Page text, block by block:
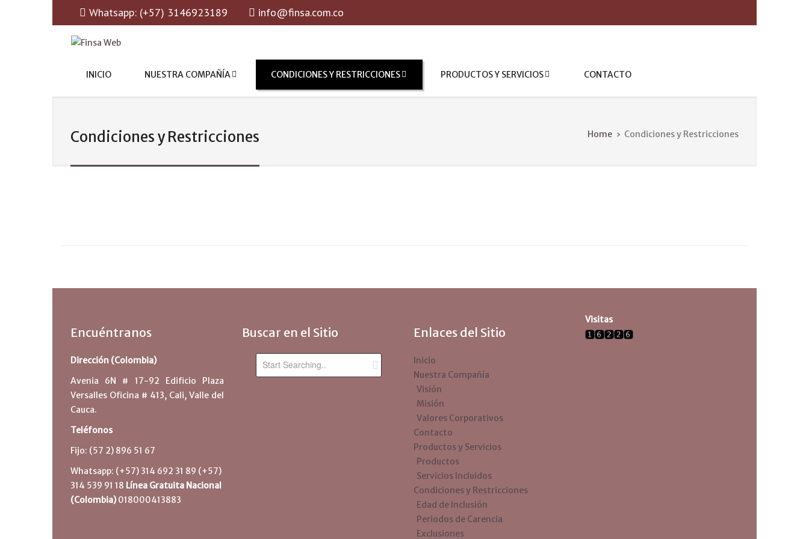
Whatsapp: (+57) 3146923189 info@finsa.com.co
FINSA WEB
Funeral International Services and Assistance
INICIO NUESTRA COMPAÑÍA CONDICIONES Y RESTRICCIONES PRODUCTOS Y SERVICIOS CONTACTO
Condiciones y Restricciones Home › Condiciones y Restricciones
Encuéntranos
Dirección (Colombia)
Avenia 6N # 17-92 Edificio Plaza
Versalles Oficina # 413, Cali, Valle del
Cauca.
Teléfonos
Fijo: (57 2) 896 51 67
Whatsapp: (+57) 314 692 31 89 (+57)
314 539 91 18 Línea Gratuita Nacional
(Colombia)018000413883
Buscar en el Sitio Enlaces del Sitio
Inicio
Nuestra Compañía
Visión
Misión
Valores Corporativos
Contacto
Productos y Servicios
Productos
Servicios Incluidos
Condiciones y Restricciones
Edad de Inclusión
Periodos de Carencia
Exclusiones
Visitas